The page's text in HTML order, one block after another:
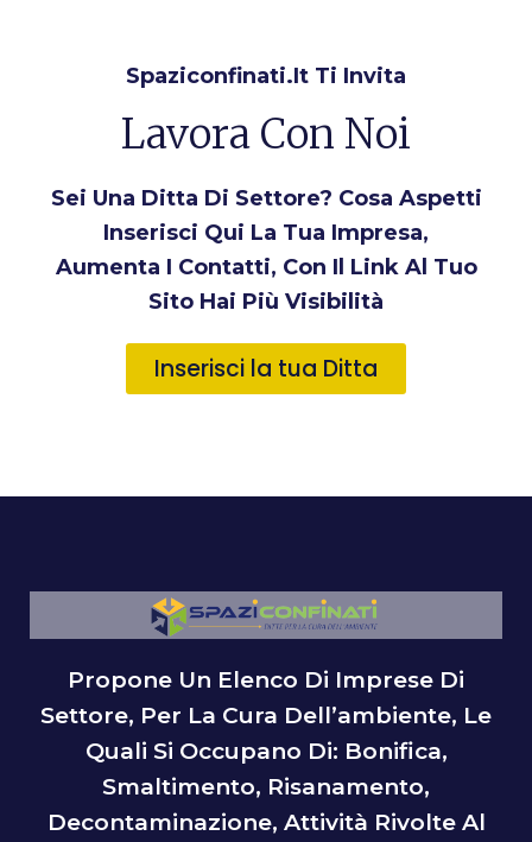
Spaziconfinati.it Ti Invita
Lavora Con Noi
Sei Una Ditta Di Settore? Cosa Aspetti
Inserisci Qui La Tua Impresa,
Aumenta I Contatti, Con Il Link Al Tuo
Sito Hai Più Visibilità
Inserisci la tua Ditta
Propone Un Elenco Di Imprese Di
Settore, Per La Cura Dell’ambiente, Le
Quali Si Occupano Di: Bonifica,
Smaltimento, Risanamento,
Decontaminazione, Attività Rivolte Al